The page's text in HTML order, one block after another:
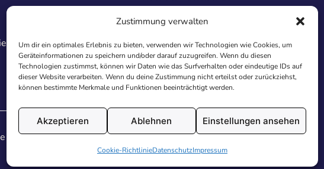
Zustimmung verwalten
Um dir ein optimales Erlebnis zu bieten, verwenden wir Technologien wie Cookies, um
Geräteinformationen zu speichern und/oder darauf zuzugreifen. Wenn du diesen
Technologien zustimmst, können wir Daten wie das Surfverhalten oder eindeutige IDs auf
dieser Website verarbeiten. Wenn du deine Zustimmung nicht erteilst oder zurückziehst,
können bestimmte Merkmale und Funktionen beeinträchtigt werden.
Akzeptieren Ablehnen Einstellungen ansehen
Cookie-RichtlinieDatenschutzImpressum
Datenschutz
AGB
Cookies
with♥in Deutschland.